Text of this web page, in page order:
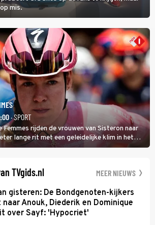
mis.
· SPORT
Femmes rijden de vrouwen van Sisteron naar
lange rit met een geleidelijke klim in het
niet de zwaarste hindernis, dat is de
TVgids.nl MEER NIEUWS
gisteren: De Bondgenoten-kijkers
naar Anouk, Diederik en Dominique
over Sayf: 'Hypocriet'